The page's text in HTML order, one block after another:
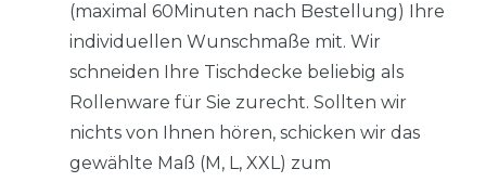
(maximal 60Minuten nach Bestellung) Ihre
individuellen Wunschmaße mit. Wir
schneiden Ihre Tischdecke beliebig als
Rollenware für Sie zurecht. Sollten wir
nichts von Ihnen hören, schicken wir das
gewählte Maß (M, L, XXL) zum